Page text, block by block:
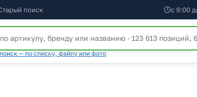
поиск с 9:00
— по списку, файлу или фото